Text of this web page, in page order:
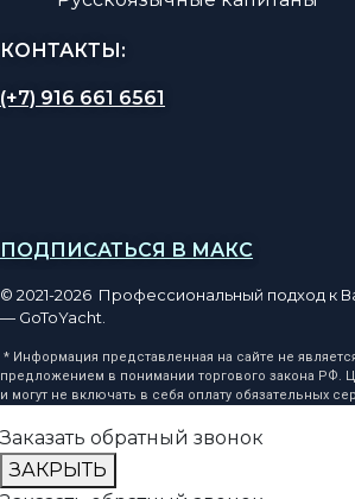
КОНТАКТЫ:
(+7) 916 661 6561
ПОДПИСАТЬСЯ В МАКС
© 2021-2026 Профессиональный подход к
— GoToYacht.
* Информация представленная на сайте не
предложением в понимании торгового закона РФ.
и могут не включать в себя оплату обязательных
Заказать обратный звонок
ЗАКРЫТЬ